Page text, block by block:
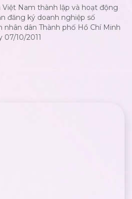
Nam thành lập và hoạt động
đăng ký doanh nghiệp số
nhân dân Thành phố Hồ Chí Minh
07/10/2011